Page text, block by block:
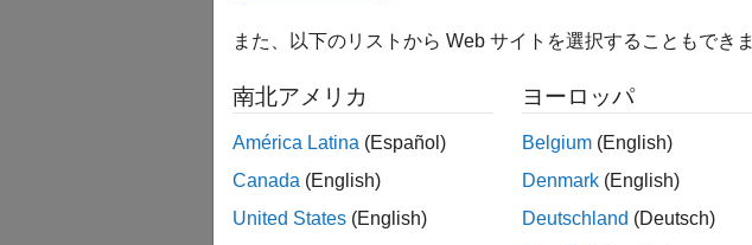
一部の求人情報は翻訳されてい
ださい。
また、以下のリストから Web サイトを選択することもできま
南北アメリカ
América Latina (Español)
Canada (English)
United States (English)
ヨーロッパ
Belgium (English)
Denmark (English)
Deutschland (Deutsch)